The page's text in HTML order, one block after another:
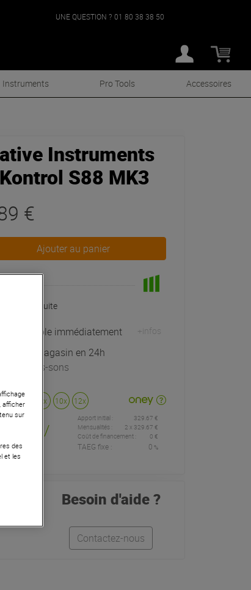
UNE QUESTION ? 01 80 38 38 50
Instruments Pro Tools Accessoires
Instruments
S88 MK3
€
Ajouter au panier
Gratuite
Expédiable immédiatement +infos
Retrait magasin en 24h
à Univers-sons
en 4x 10x 12x
/
Apport initial :
329.67 €
Mensualités :
2 x 329.67 €
Coût de financement :
0 €
TAEG fixe : 0 %
Besoin d'aide ?
Contactez-nous
afficher
sur
des
et les